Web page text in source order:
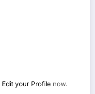
Edit your Profile now.